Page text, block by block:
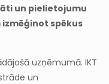
un pielietojumu
spēkus
uzņēmumā. IKT
un